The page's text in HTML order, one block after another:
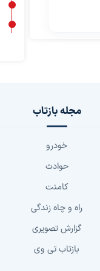
مجله بازتاب
خودرو
حوادث
کامنت
راه و چاه زندگی
گزارش تصویری
بازتاب تی وی